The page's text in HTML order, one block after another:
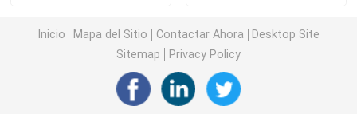
Isuzu Diesel Generators
Generador diesel silencioso
Inicio Mapa del Sitio Contactar Ahora
Desktop Site
Sitemap
Privacy Policy